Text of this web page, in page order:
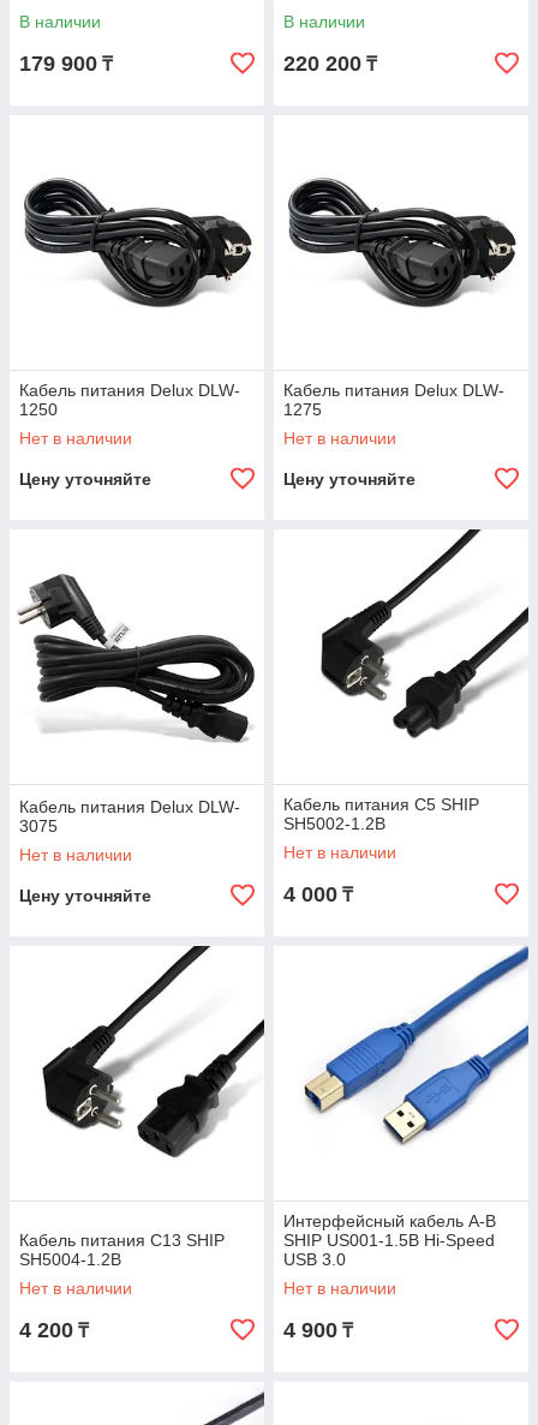
В наличии
179 900 ₸
В наличии
220 200 ₸
Кабель питания Delux DLW-
1250
Нет в наличии
Цену уточняйте
Кабель питания Delux DLW-
1275
Нет в наличии
Цену уточняйте
Кабель питания Delux DLW-
3075
Нет в наличии
Цену уточняйте
Кабель питания С5 SHIP
SH5002-1.2B
Нет в наличии
4 000 ₸
Кабель питания С13 SHIP
SH5004-1.2B
Нет в наличии
4 200 ₸
Интерфейсный кабель A-B
SHIP US001-1.5B Hi-Speed
USB 3.0
Нет в наличии
4 900 ₸